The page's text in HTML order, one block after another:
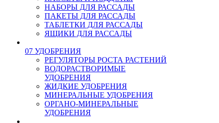
НАБОРЫ ДЛЯ РАССАДЫ
ПАКЕТЫ ДЛЯ РАССАДЫ
ТАБЛЕТКИ ДЛЯ РАССАДЫ
ЯЩИКИ ДЛЯ РАССАДЫ
07 УДОБРЕНИЯ
РЕГУЛЯТОРЫ РОСТА РАСТЕНИЙ
ВОДОРАСТВОРИМЫЕ
УДОБРЕНИЯ
ЖИДКИЕ УДОБРЕНИЯ
МИНЕРАЛЬНЫЕ УДОБРЕНИЯ
ОРГАНО-МИНЕРАЛЬНЫЕ
УДОБРЕНИЯ